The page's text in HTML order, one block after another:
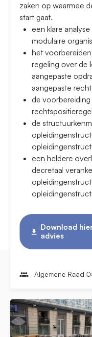
zaken op waarmee
start gaat.
een klare
modulaire
het
regeling over de
aangepaste
aangepaste
de voorbereiding
de
een heldere
decretaal
Download
advies
Algemene Raad